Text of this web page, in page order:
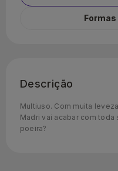
Descrição
Multiuso. Com muita
Madri vai acabar com toda
poeira?